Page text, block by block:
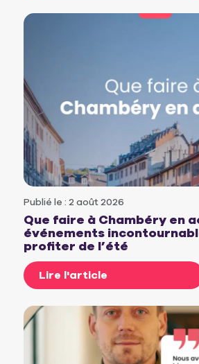
Publié le : 2 août 2026
Que faire à Chambéry en
événements
profiter de l’été
Lire l'article